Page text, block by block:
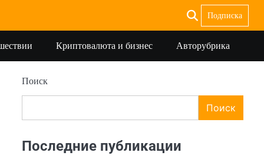
Подписка
Криптовалюта и бизнес Авторубрика
Поиск
Поиск
Последние публикации